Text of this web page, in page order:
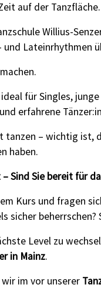
auf der Tanzfläche.
Willius-
Lateinrhythmen
für Singles,
erfahrene
tanzen – wichtig ist,
haben.
– Sind Sie bereit für
Kurs und fragen
sicher
Level zu
in Mainz.
im vor unserer